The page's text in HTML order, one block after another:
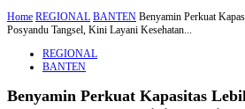
Home REGIONAL BANTEN Benyamin Perkuat
Posyandu Tangsel, Kini Layani Kesehatan...
REGIONAL
BANTEN
Benyamin Perkuat Kapasitas